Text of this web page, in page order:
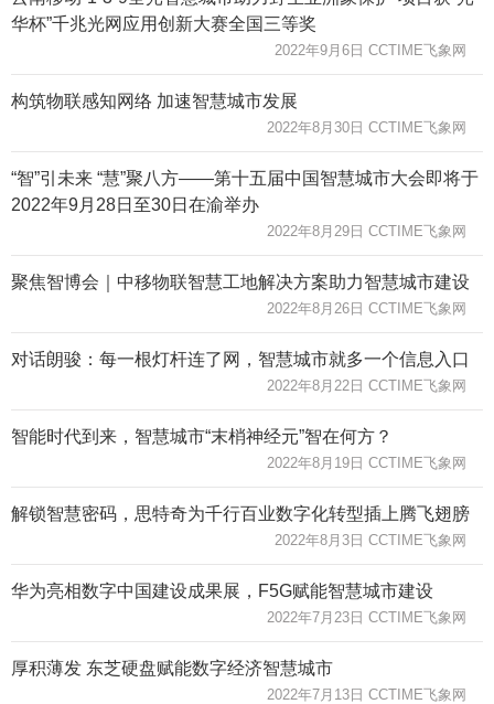
华杯”千兆光网应用创新大赛全国三等奖
2022年9月6日 CCTIME飞象网
构筑物联感知网络 加速智慧城市发展
2022年8月30日 CCTIME飞象网
“智”引未来 “慧”聚八方——第十五届中国智慧城市大会即将于
2022年9月28日至30日在渝举办
2022年8月29日 CCTIME飞象网
聚焦智博会｜中移物联智慧工地解决方案助力智慧城市建设
2022年8月26日 CCTIME飞象网
对话朗骏：每一根灯杆连了网，智慧城市就多一个信息入口
2022年8月22日 CCTIME飞象网
智能时代到来，智慧城市“末梢神经元”智在何方？
2022年8月19日 CCTIME飞象网
解锁智慧密码，思特奇为千行百业数字化转型插上腾飞翅膀
2022年8月3日 CCTIME飞象网
华为亮相数字中国建设成果展，F5G赋能智慧城市建设
2022年7月23日 CCTIME飞象网
厚积薄发 东芝硬盘赋能数字经济智慧城市
2022年7月13日 CCTIME飞象网